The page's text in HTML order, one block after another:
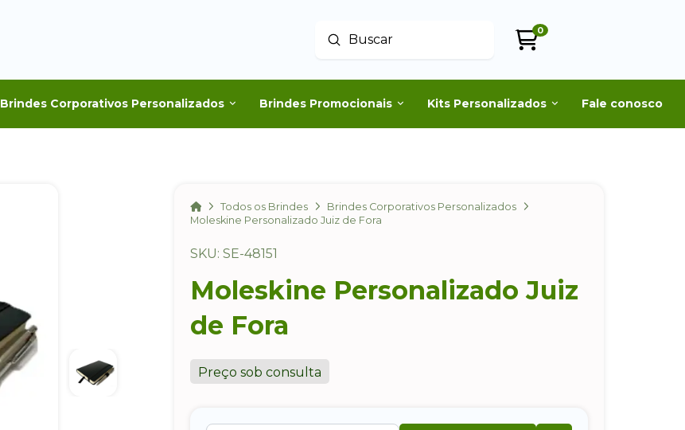
Buscar
Enviar
0
Brindes Corporativos Personalizados Brindes Promocionais Kits Personalizados Fale conosco
HomeTodos os Brindes
Brindes Corporativos Personalizados
Moleskine Personalizado Juiz de Fora
SKU: SE-48151
Moleskine Personalizado Juiz
de Fora
Preço sob consulta